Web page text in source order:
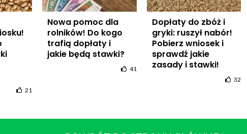
21
Nowa pomoc dla
rolników! Do kogo
trafią dopłaty i
jakie będą stawki?
41
Dopłaty do zbóż i
gryki: ruszył nabór!
Pobierz wniosek i
sprawdź jakie
zasady i stawki!
32